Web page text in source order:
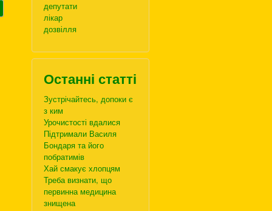
депутати
лікар
дозвілля
Останні статті
Зустрічайтесь, допоки є
з ким
Урочистості вдалися
Підтримали Василя
Бондаря та його
побратимів
Хай смакує хлопцям
Треба визнати, що
первинна медицина
знищена